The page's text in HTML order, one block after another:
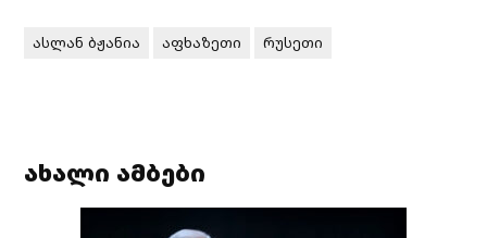
ასლან ბჟანია აფხაზეთი რუსეთი
ახალი ამბები